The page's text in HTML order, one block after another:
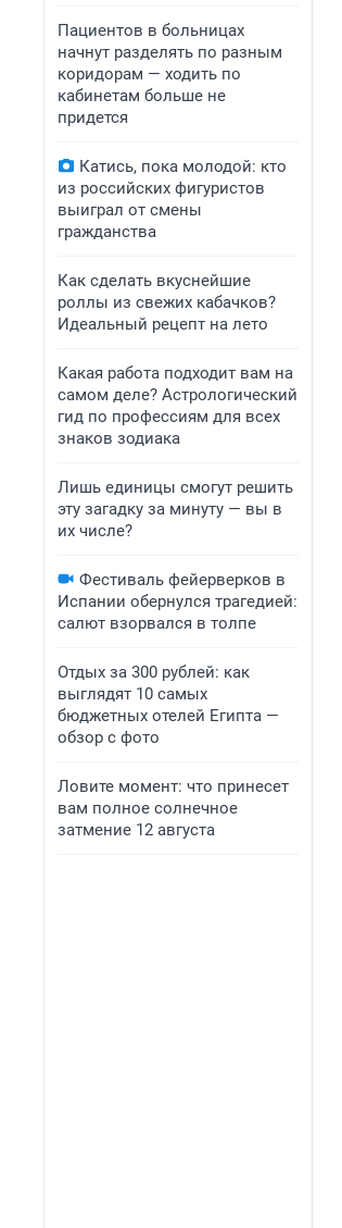
Пациентов в больницах
начнут разделять по разным
коридорам — ходить по
кабинетам больше не
придется
Катись, пока молодой: кто
из российских фигуристов
выиграл от смены
гражданства
Как сделать вкуснейшие
роллы из свежих кабачков?
Идеальный рецепт на лето
Какая работа подходит вам на
самом деле? Астрологический
гид по профессиям для всех
знаков зодиака
Лишь единицы смогут решить
эту загадку за минуту — вы в
их числе?
Фестиваль фейерверков в
Испании обернулся трагедией:
салют взорвался в толпе
Отдых за 300 рублей: как
выглядят 10 самых
бюджетных отелей Египта —
обзор с фото
Ловите момент: что принесет
вам полное солнечное
затмение 12 августа